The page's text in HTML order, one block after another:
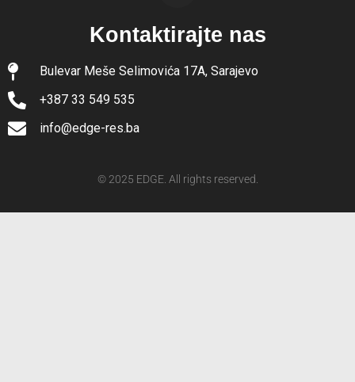
Kontaktirajte nas
Bulevar Meše Selimovića 17A, Sarajevo
+387 33 549 535
info@edge-res.ba
© 2025 EDGE. All rights reserved.